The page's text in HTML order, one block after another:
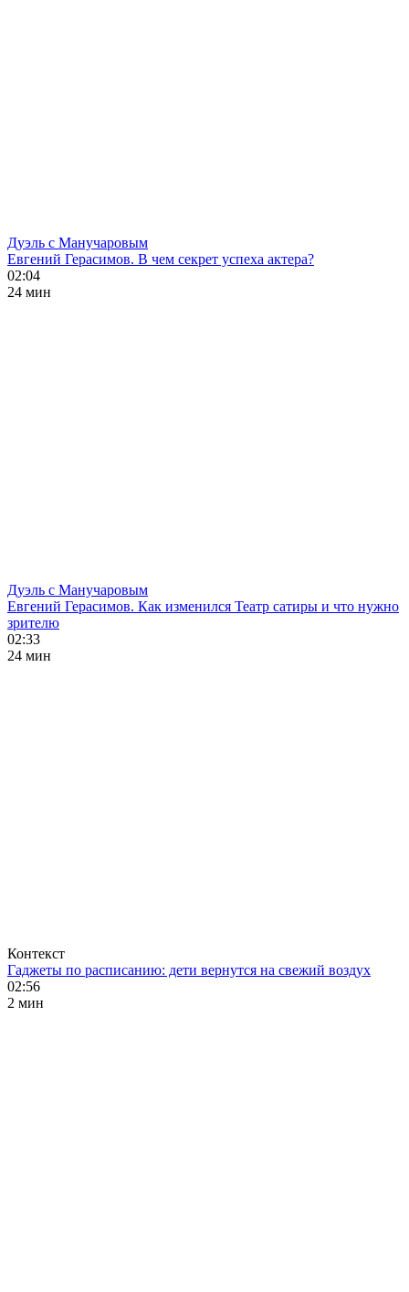
Дуэль с Манучаровым
Евгений Герасимов. В чем секрет успеха актера?
02:04
24 мин
Дуэль с Манучаровым
Евгений Герасимов. Как изменился Театр сатиры и что нужно
зрителю
02:33
24 мин
Контекст
Гаджеты по расписанию: дети вернутся на свежий воздух
02:56
2 мин